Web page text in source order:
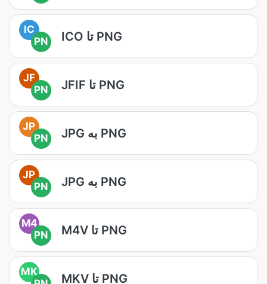
IC
PN
ICO تا PNG
JF
PN
JFIF تا PNG
JP
PN
JPG به PNG
JP
PN
JPG به PNG
M4
PN
M4V تا PNG
MK
MKV تا PNG